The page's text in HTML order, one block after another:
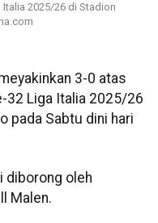
2025/26 di Stadion
3-0 atas
32 Liga Italia 2025/26
pada Sabtu dini hari
diborong oleh
Malen.